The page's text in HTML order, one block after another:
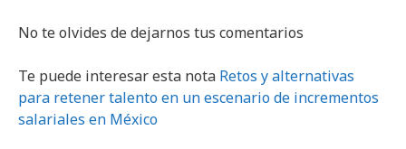
No te olvides de dejarnos tus comentarios
Te puede interesar esta nota Retos y alternativas
para retener talento en un escenario de incrementos
salariales en México